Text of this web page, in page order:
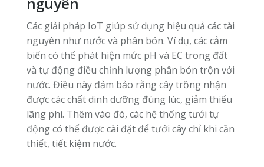
Các giải pháp IoT giúp sử dụng hiệu quả các tài
nguyên như nước và phân bón. Ví dụ, các cảm
biến có thể phát hiện mức pH và EC trong đất
và tự động điều chỉnh lượng phân bón trộn với
nước. Điều này đảm bảo rằng cây trồng nhận
được các chất dinh dưỡng đúng lúc, giảm thiểu
lãng phí. Thêm vào đó, các hệ thống tưới tự
động có thể được cài đặt để tưới cây chỉ khi cần
thiết, tiết kiệm nước.